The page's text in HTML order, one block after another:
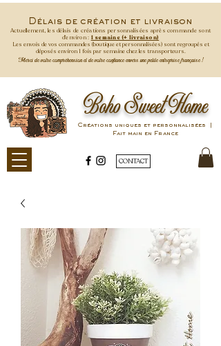
Délais de création et livraison
Actuellement, les délais de créations personnalisées après commande sont
d'environ : 1 semaine (+ livraison)
Les envois de vos commandes (boutique et personnalisées) sont regroupés et
déposés environ 1 fois par semainechez les transporteurs.
Merci de votre compréhension et de votre confiance envers une petite entreprise française !
Boho Sweet Home
Créations uniques et personnalisées |
Fait main en France
CONTACT